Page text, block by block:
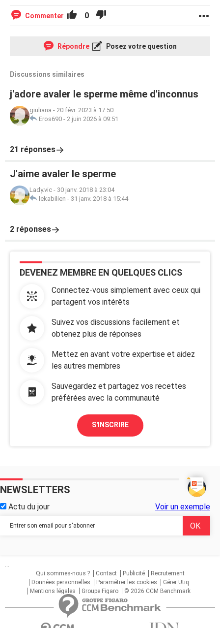
Commenter 0
Répondre Posez votre question
Discussions similaires
j'adore avaler le sperme même d'inconnus
giuliana - 20 févr. 2023 à 17:50
Eros690 - 2 juin 2026 à 09:51
21 réponses
J'aime avaler le sperme
Lady.vic - 30 janv. 2018 à 23:04
lekabilien - 31 janv. 2018 à 15:44
2 réponses
DEVENEZ MEMBRE EN QUELQUES CLICS
Connectez-vous simplement avec ceux qui
partagent vos intérêts
Suivez vos discussions facilement et
obtenez plus de réponses
Mettez en avant votre expertise et aidez
les autres membres
Sauvegardez et partagez vos recettes
préférées avec la communauté
S'INSCRIRE
NEWSLETTERS
Actu du jour Voir un exemple
...
Qui sommes-nous ?
Contact Publicité
Recrutement
Données personnelles
Paramétrer les cookies
Gérer Utiq
Mentions légales
Groupe Figaro © 2026 CCM Benchmark